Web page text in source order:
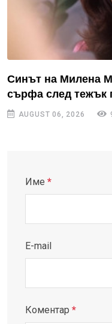
Синът на Милена
сърфа след тежък
AUGUST 06, 2026
Име *
E-mail
Коментар *